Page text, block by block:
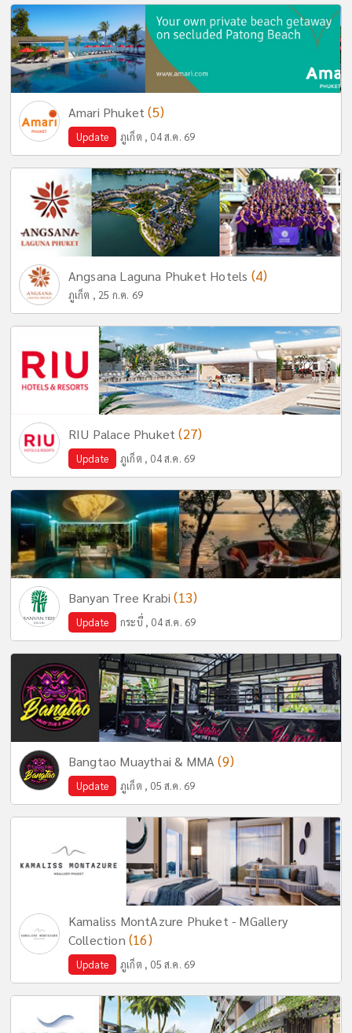
Amari Phuket(5)
Update ภูเก็ต , 04 ส.ค. 69
Angsana Laguna Phuket Hotels (4)
ภูเก็ต , 25 ก.ค. 69
RIU Palace Phuket(27)
Update ภูเก็ต , 04 ส.ค. 69
Banyan Tree Krabi(13)
Update กระบี่ , 04 ส.ค. 69
Bangtao Muaythai & MMA(9)
Update ภูเก็ต , 05 ส.ค. 69
Kamaliss MontAzure Phuket - MGallery
Collection (16)
Update ภูเก็ต , 05 ส.ค. 69